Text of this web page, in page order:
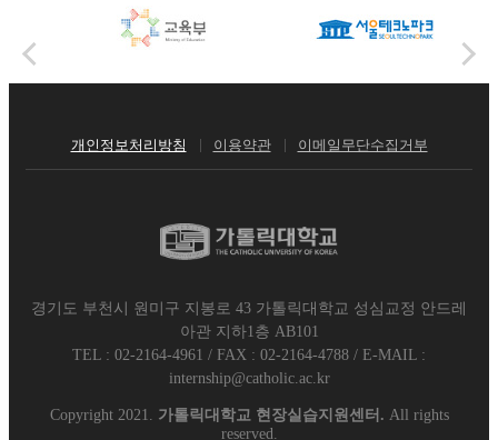
개인정보처리방침 이용약관 이메일무단수집거부
경기도 부천시 원미구 지봉로 43 가톨릭대학교 성심교정 안드레
아관 지하1층 AB101
TEL : 02-2164-4961 / FAX : 02-2164-4788 / E-MAIL :
internship@catholic.ac.kr
Copyright 2021. 가톨릭대학교 현장실습지원센터. All rights
reserved.